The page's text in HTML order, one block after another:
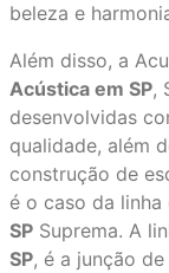
beleza e
Além disso, a
Acústica em SP,
desenvolvidas
qualidade, além
construção de
é o caso da linha
SP Suprema. A
SP, é a junção